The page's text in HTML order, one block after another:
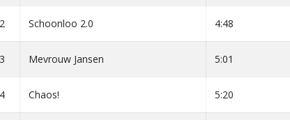
Schoonloo 2.0 4:48
Mevrouw Jansen 5:01
Chaos! 5:20